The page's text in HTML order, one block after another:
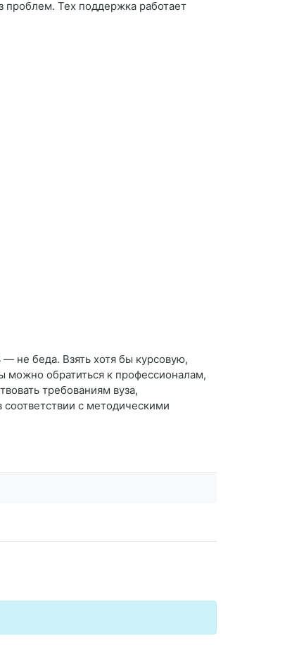
проблем. Тех поддержка работает
не беда. Взять хотя бы курсовую,
можно обратиться к профессионалам,
требованиям вуза,
с методическими